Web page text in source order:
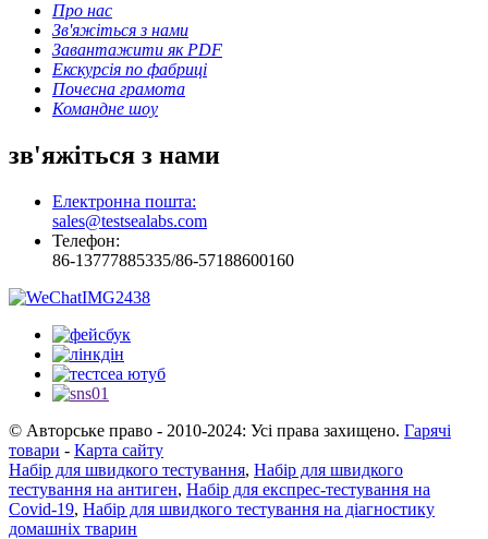
Про нас
Зв'яжіться з нами
Завантажити як PDF
Екскурсія по фабриці
Почесна грамота
Командне шоу
зв'яжіться з нами
Електронна пошта:
sales@testsealabs.com
Телефон:
86-13777885335/86-57188600160
© Авторське право - 2010-2024: Усі права захищено. Гарячі
товари - Карта сайту
Набір для швидкого тестування, Набір для швидкого
тестування на антиген, Набір для експрес-тестування на
Covid-19, Набір для швидкого тестування на діагностику
домашніх тварин